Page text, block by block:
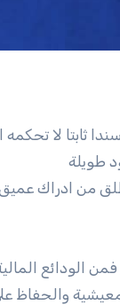
ثابتا لا تحكمه
طويلة
من ادراك عميق
الودائع
والحفاظ